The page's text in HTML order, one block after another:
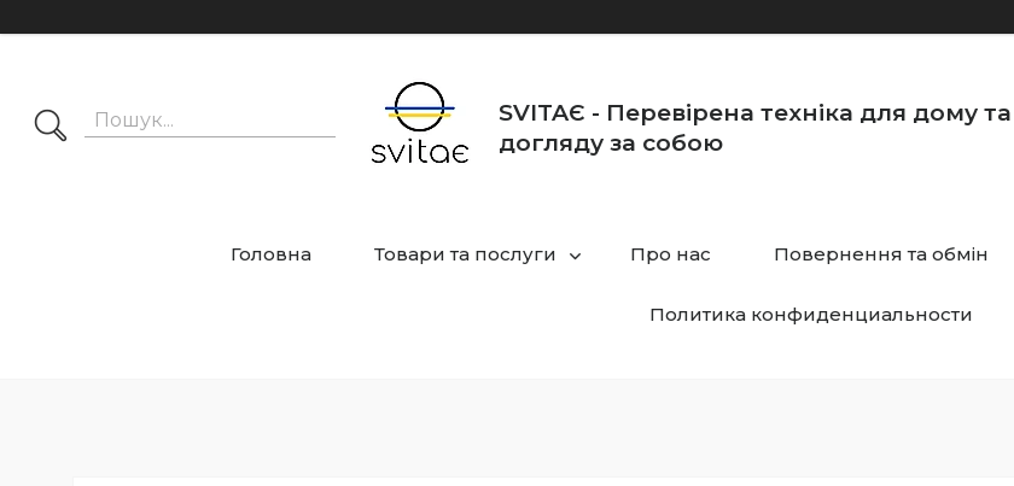
SVITAЄ - Перевірена техніка для дому
догляду за собою
Головна Товари та послуги Про нас Повернення та обмін
Политика конфиденциальности